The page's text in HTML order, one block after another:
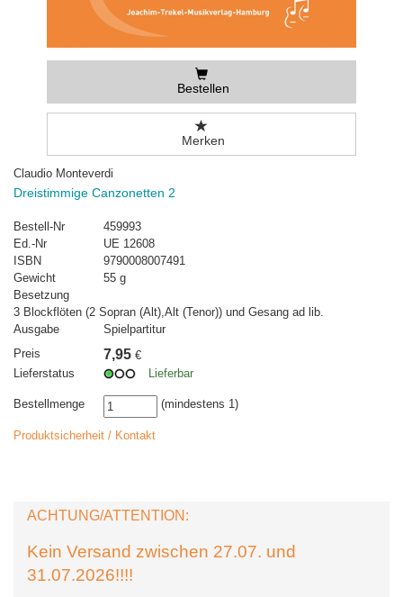
Bestellen
Merken
Claudio Monteverdi
Dreistimmige Canzonetten 2
Bestell-Nr
459993
Ed.-Nr
UE 12608
ISBN
9790008007491
Gewicht
55 g
Besetzung
3 Blockflöten (2 Sopran (Alt),Alt (Tenor)) und Gesang ad lib.
Ausgabe
Spielpartitur
Preis
7,95 €
Lieferstatus
Lieferbar
Bestellmenge (mindestens 1)
Produktsicherheit / Kontakt
ACHTUNG/ATTENTION:
Kein Versand zwischen 27.07. und
31.07.2026!!!!